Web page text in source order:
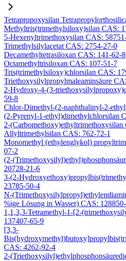
Tetrapropoxysilan
Methyltris(trimethylsiloxy)silan CAS:
5-Hexenyltrimethoxysilan CAS:
Trimethylsilylacetat CAS: 2754-27-0
Decamethyltetrasiloxan CAS: 141-62-8
Octamethyltrisiloxan CAS: 107-51-7
Tris(trimethylsiloxy)chlorsilan CAS:
Triethoxysilylpropylmaleaminsäure
2-Hydroxy-4-(3-
59-8
Chlor-Dimethyl-(2-naphthalinyl-2-
(2-Pyrenyl-1-ethyl)dimethylchlorsilan
2-
Allyltrimethylsilan CAS: 762-72-1
Monomethyl (ethylenglykol)
07-2
(2-
20728-21-6
3-(2-
23785-50-4
N-
%ige Lösung in Wasser) CAS:
1,1,3,3-Tetramethyl-1-[2-
137407-65-9
[3,3-
CAS: 4262-92-4
2-